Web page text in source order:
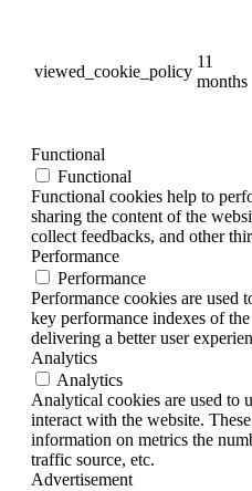
viewed_cookie_policy
11
months
Functional
Functional
Functional cookies help to
sharing the content of the
collect feedbacks, and other
Performance
Performance
Performance cookies are used
key performance indexes of
delivering a better user
Analytics
Analytics
Analytical cookies are used to
interact with the website.
information on metrics the
traffic source, etc.
Advertisement